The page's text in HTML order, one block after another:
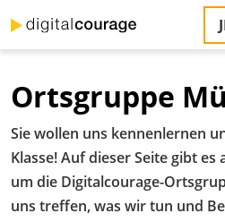
zum
Inhalt
Ortsgruppe
Sie wollen uns kennenlernen
Klasse! Auf dieser Seite gibt
um die Digitalcourage-
uns treffen, was wir tun und